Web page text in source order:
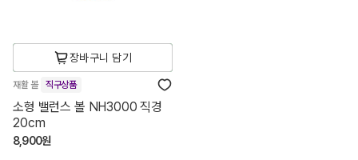
장바구니 담기
재활 볼 직구상품
소형 밸런스 볼 NH3000 직경
20cm
8,900원